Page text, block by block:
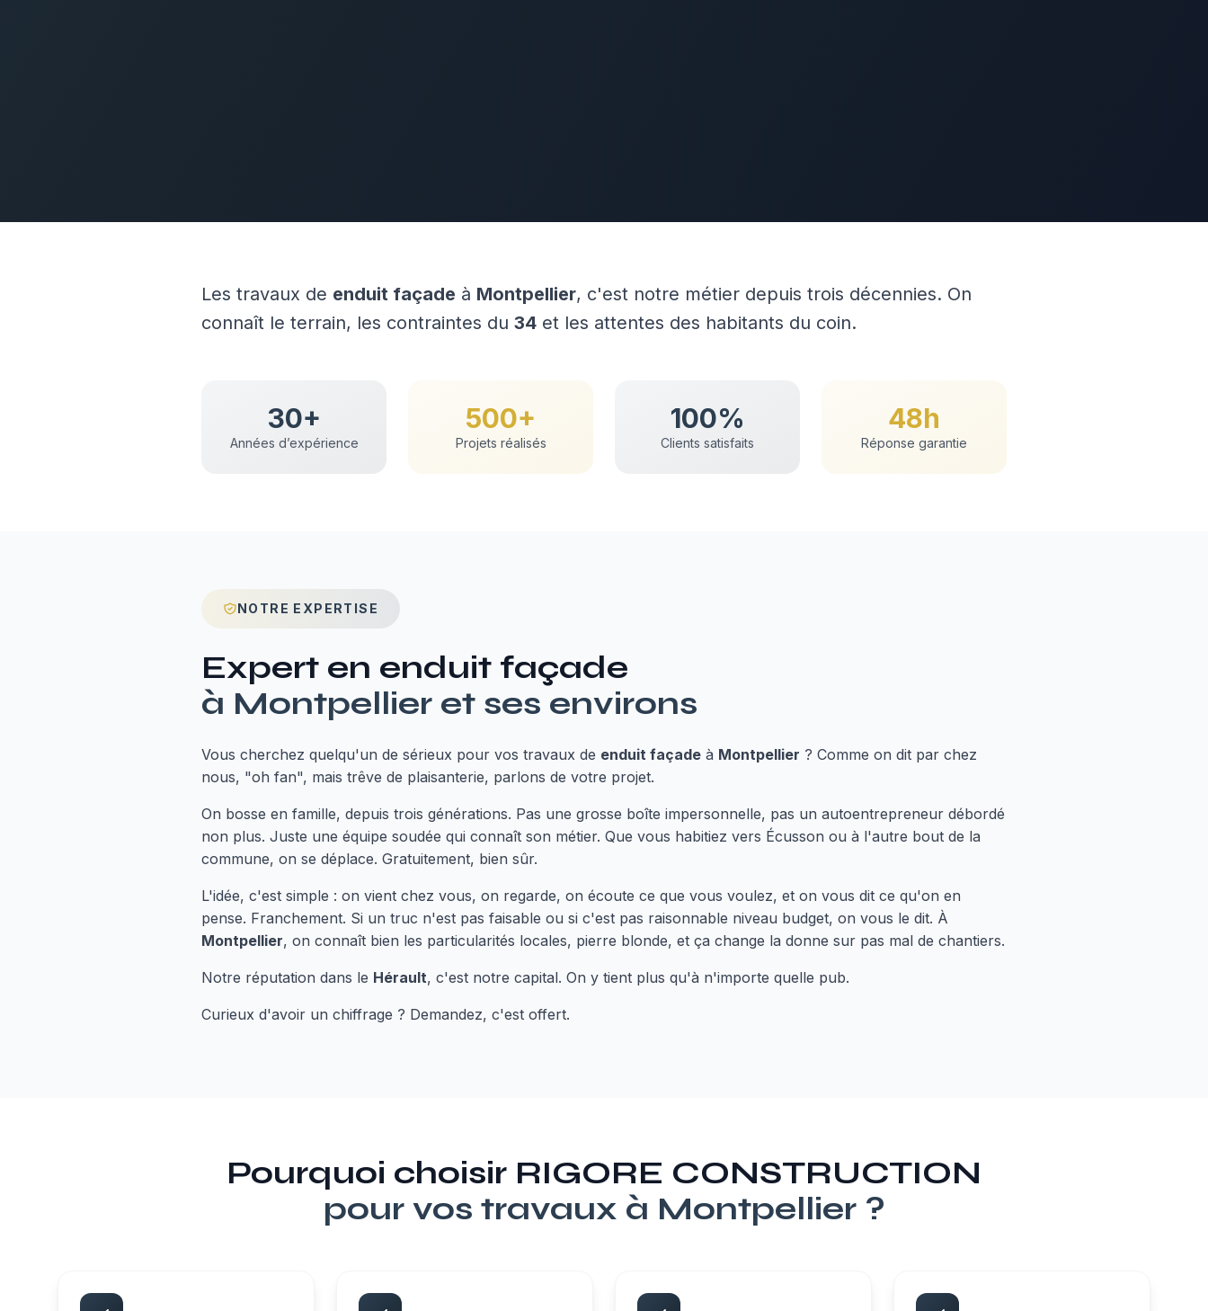
Les travaux de enduit façade à Montpellier, c'est notre métier depuis trois décennies. On
connaît le terrain, les contraintes du 34 et les attentes des habitants du coin.
30+
Années d’expérience
500+
Projets réalisés
100%
Clients satisfaits
48h
Réponse garantie
NOTRE EXPERTISE
Expert en enduit façade
à Montpellier et ses environs
Vous cherchez quelqu'un de sérieux pour vos travaux de enduit façade à Montpellier ? Comme on dit par chez
nous, "oh fan", mais trêve de plaisanterie, parlons de votre projet.
On bosse en famille, depuis trois générations. Pas une grosse boîte impersonnelle, pas un autoentrepreneur débordé
non plus. Juste une équipe soudée qui connaît son métier. Que vous habitiez vers Écusson ou à l'autre bout de la
commune, on se déplace. Gratuitement, bien sûr.
L'idée, c'est simple : on vient chez vous, on regarde, on écoute ce que vous voulez, et on vous dit ce qu'on en
pense. Franchement. Si un truc n'est pas faisable ou si c'est pas raisonnable niveau budget, on vous le dit. À
Montpellier, on connaît bien les particularités locales, pierre blonde, et ça change la donne sur pas mal de chantiers.
Notre réputation dans le Hérault, c'est notre capital. On y tient plus qu'à n'importe quelle pub.
Curieux d'avoir un chiffrage ? Demandez, c'est offert.
Pourquoi choisir RIGORE CONSTRUCTION
pour vos travaux à Montpellier?